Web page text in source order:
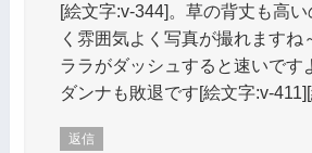
[絵文字:v-344]。草の背丈も高
く雰囲気よく写真が撮れますね
ララがダッシュすると速いです
ダンナも敗退です[絵文字:v-
返信